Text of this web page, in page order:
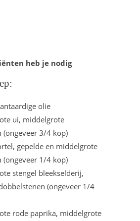
heb je nodig
olie
ui, middelgrote
(ongeveer 3/4 kop)
gepelde en middelgrote
(ongeveer 1/4 kop)
stengel bleekselderij,
(ongeveer 1/4
rode paprika, middelgrote